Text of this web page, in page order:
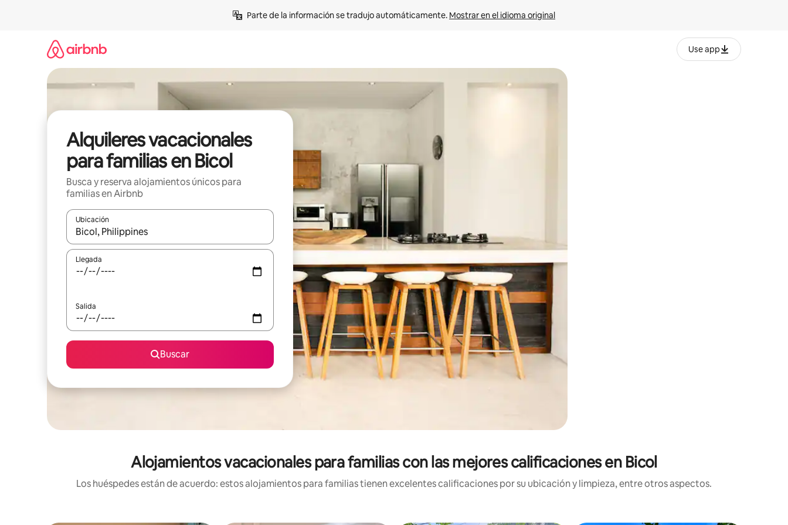
Parte de la información se tradujo automáticamente. Mostrar en el idioma original
Use app
Alquileres vacacionales
para familias en Bicol
Busca y reserva alojamientos únicos para
familias en Airbnb
Ubicación
Cuando los resultados estén disponibles, navega con las teclas de flecha hacia arriba y hacia abajo o explora con el tacto o desliza el dedo.
Llegada
Salida
Buscar
Alojamientos vacacionales para familias con las mejores calificaciones en Bicol
Los huéspedes están de acuerdo: estos alojamientos para familias tienen excelentes calificaciones por su ubicación y limpieza, entre otros aspectos.